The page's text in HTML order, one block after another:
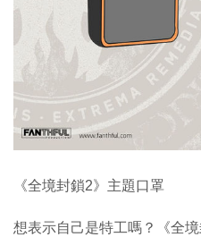
《全境封鎖2》主題口罩
想表示自己是特工嗎？《全